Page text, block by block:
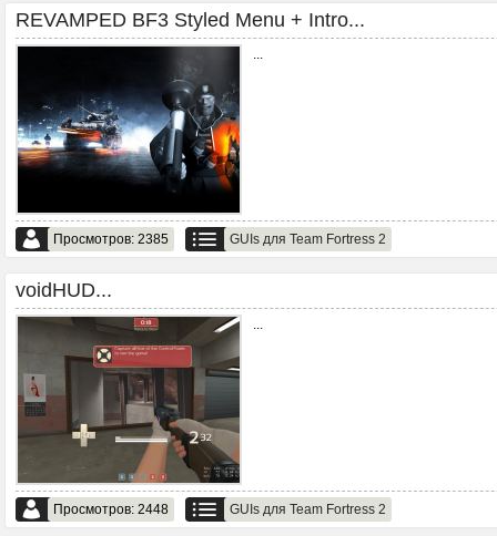
REVAMPED BF3 Styled Menu + Intro...
...
Просмотров: 2385 GUIs для Team Fortress 2
voidHUD...
...
Просмотров: 2448 GUIs для Team Fortress 2